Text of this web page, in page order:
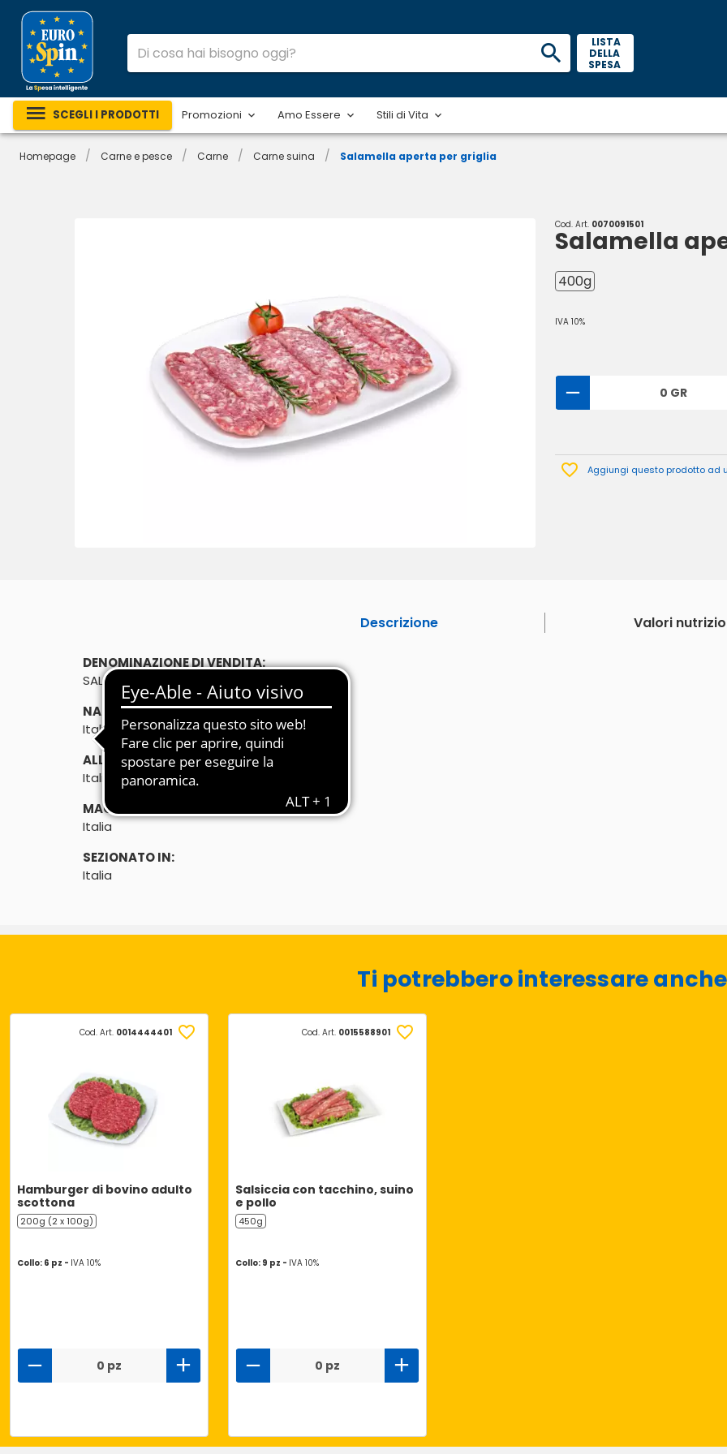
LISTA
DELLA
SPESA
SCEGLI I PRODOTTI Promozioni Amo Essere Stili di Vita
Homepage / Carne e pesce / Carne / Carne suina / Salamella aperta per griglia
Cod. Art. 0070091501
Salamella
400g
IVA 10%
0 GR
Aggiungi questo prodotto ad
Descrizione Valori
DENOMINAZIONE DI VENDITA:
SALAMELLA APERTA PER GRIGLIA MERICC
NATO IN:
Italia
ALLEVATO IN:
Italia
MACELLATO IN:
Italia
SEZIONATO IN:
Italia
Ti potrebbero interessare
Cod. Art. 0014444401
Hamburger di bovino adulto
scottona
200g (2 x 100g)
Collo: 6 pz - IVA 10%
0 pz
Cod. Art. 0015588901
Salsiccia con tacchino, suino
e pollo
450g
Collo: 9 pz - IVA 10%
0 pz